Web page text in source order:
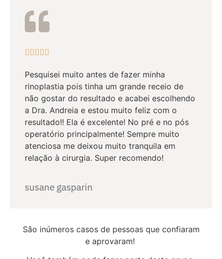
    
Pesquisei muito antes de fazer minha
rinoplastia pois tinha um grande receio de
não gostar do resultado e acabei escolhendo
a Dra. Andreia e estou muito feliz com o
resultado!! Ela é excelente! No pré e no pós
operatório principalmente! Sempre muito
atenciosa me deixou muito tranquila em
relação à cirurgia. Super recomendo!
susane gasparin
São inúmeros casos de pessoas que confiaram
e aprovaram!